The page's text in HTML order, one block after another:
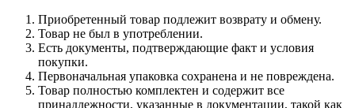
Приобретенный товар подлежит возврату и обмену.
Товар не был в употреблении.
Есть документы, подтверждающие факт и условия
покупки.
Первоначальная упаковка сохранена и не повреждена.
Товар полностью комплектен и содержит все
принадлежности, указанные в документации, такой как